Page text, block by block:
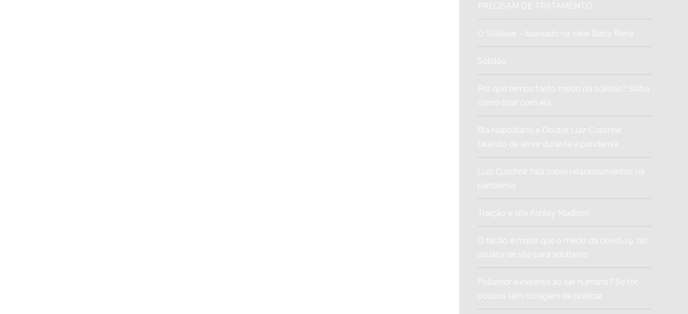
PRECISAM DE TRATAMENTO
O Stalkear – baseado na série Baby Rena
Solidão
Por que temos tanto medo da solidão? Saiba
como lidar com ela
Bia Napolitano e Doutor Luiz Cuschnir:
falando de amor durante a pandemia
Luiz Cuschnir fala sobre relacionamentos na
pandemia
Traição e site Ashley Madison
O tesão é maior que o medo da covid-19, diz
usuária de site para adúlteros
Poliamor é inerente ao ser humano? Se for,
poucos têm coragem de praticar